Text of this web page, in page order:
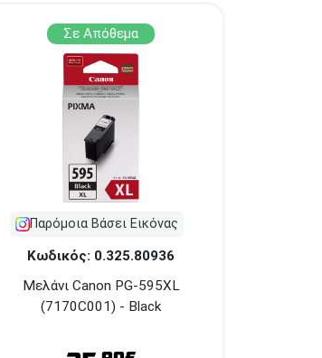
ΜΕΤΑΜΟΡΦΩΣΗ Τατοϊόυ 117
ΓΛΥΦΑΔΑ
A. Παπανδρέου 4
ΚΟΛΩΝΟΣ
Πτολεμαίου
Κλαύδιου 8
ΚΕΝΤΡΙΚΕΣ ΑΠΟΘΗΚΕΣ
ΘΕΣΣΑΛΟΝΙΚΗ
Δωδεκανήσου 28
Η Διαθεσιμότητα
Διαβάστε εδώ
Σε Απόθεμα
Παρόμοια Βάσει Εικόνας
Κωδικός: 0.325.80936
Μελάνι Canon PG-595XL
(7170C001) - Black